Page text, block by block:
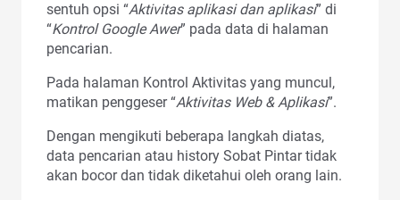
sentuh opsi “Aktivitas aplikasi dan aplikasi” di
“Kontrol Google Awer” pada data di halaman
pencarian.
Pada halaman Kontrol Aktivitas yang muncul,
matikan penggeser “Aktivitas Web & Aplikasi”.
Dengan mengikuti beberapa langkah diatas,
data pencarian atau history Sobat Pintar tidak
akan bocor dan tidak diketahui oleh orang lain.